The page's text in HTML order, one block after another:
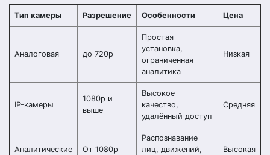
Тип камеры Разрешение Особенности Цена
Аналоговая до 720p
Простая
установка,
ограниченная
аналитика
Низкая
IP-камеры
1080p и
выше
Высокое
качество,
удалённый доступ
Средняя
Аналитические От 1080p
Распознавание
лиц, движений,
Высокая